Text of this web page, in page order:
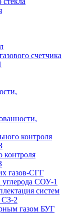
счетчика
контроля
контроля
газов-СГГ
углерода СОУ-1
систем
СЗ-2
газом БУГ